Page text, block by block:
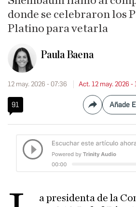
donde se celebraron los
Platino para vetarla
Paula Baena
12 may. 2026 - 07:36 Act. 12 may. 2026 -
91 Compartir
Añade
a presidenta de la